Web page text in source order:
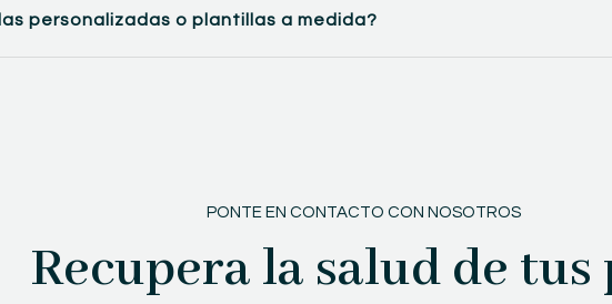
personalizadas o plantillas a medida?
PONTE EN CONTACTO CON NOSOTROS
Recupera la salud de tus